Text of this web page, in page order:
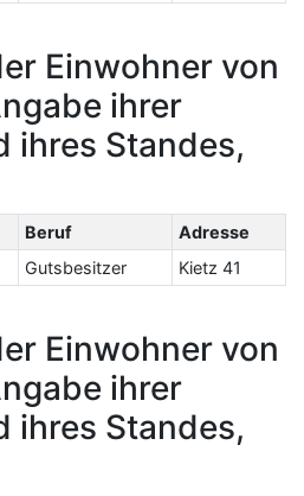
Einwohner von
ihrer
ihres Standes,
Beruf
Adresse
Gutsbesitzer Kietz 41
Einwohner von
ihrer
ihres Standes,